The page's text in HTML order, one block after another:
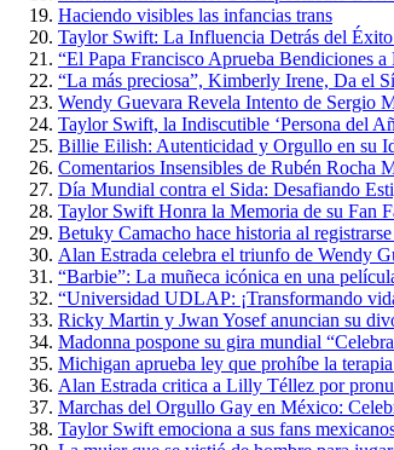
Haciendo visibles las infancias trans
Taylor Swift: La Influencia Detrás del
“El Papa Francisco Aprueba Bendiciones
“La más preciosa”, Kimberly Irene, Da el
Wendy Guevara Revela Intento de Sergio
Taylor Swift, la Indiscutible ‘Persona del
Billie Eilish: Autenticidad y Orgullo en su
Comentarios Insensibles de Rubén Rocha
Día Mundial contra el Sida: Desafiando
Taylor Swift Honra la Memoria de su Fan
Betuky Camacho hace historia al
Alan Estrada celebra el triunfo de Wendy
“Barbie”: La muñeca icónica en una
“Universidad UDLAP: ¡Transformando
Ricky Martin y Jwan Yosef anuncian su
Madonna pospone su gira mundial
Michigan aprueba ley que prohíbe la
Alan Estrada critica a Lilly Téllez por
Marchas del Orgullo Gay en México:
Taylor Swift emociona a sus fans